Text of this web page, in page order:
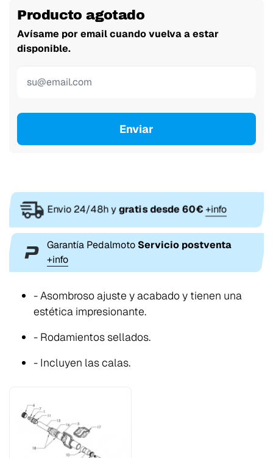
Producto agotado
Avísame por email cuando vuelva a estar
disponible.
Enviar
Envio 24/48h ygratis desde 60€+info
Garantía Pedalmoto Servicio postventa
+info
- Asombrosoajuste y acabadoy tienen una
estética impresionante.
- Rodamientos sellados.
- Incluyen lascalas.